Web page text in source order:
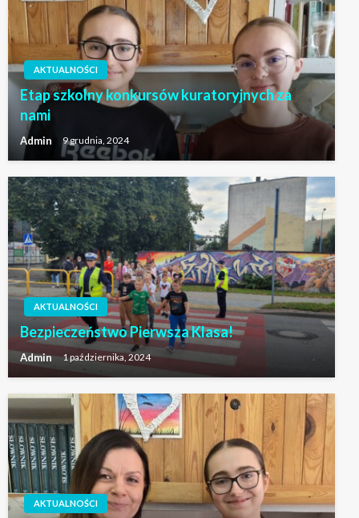
AKTUALNOŚCI
Etap szkolny konkursów kuratoryjnych za
nami
Admin 9 grudnia, 2024
AKTUALNOŚCI
Bezpieczeństwo Pierwsza Klasa!
Admin 1 października, 2024
AKTUALNOŚCI